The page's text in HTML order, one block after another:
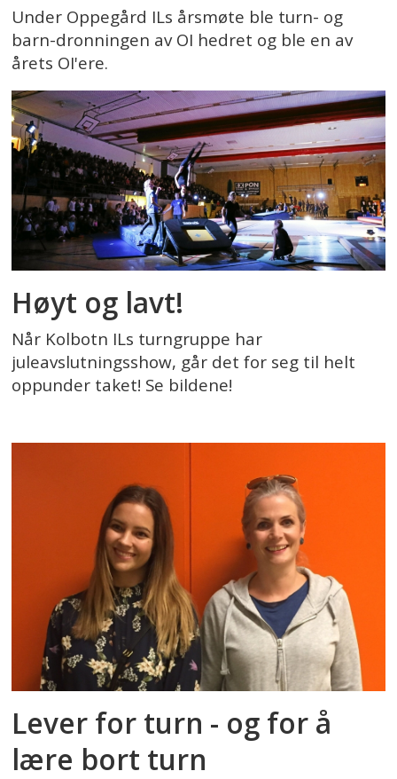
Under Oppegård ILs årsmøte ble turn- og
barn-dronningen av OI hedret og ble en av
årets OI'ere.
Høyt og lavt!
Når Kolbotn ILs turngruppe har
juleavslutningsshow, går det for seg til helt
oppunder taket! Se bildene!
Lever for turn - og for å
lære bort turn